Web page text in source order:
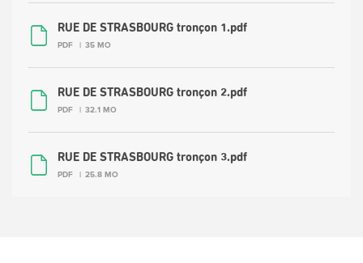
RUE DE STRASBOURG tronçon 1.pdf
PDF 35 MO
RUE DE STRASBOURG tronçon 2.pdf
PDF 32.1 MO
RUE DE STRASBOURG tronçon 3.pdf
PDF 25.8 MO